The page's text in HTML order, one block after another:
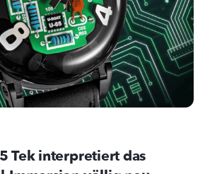
Tek interpretiert das